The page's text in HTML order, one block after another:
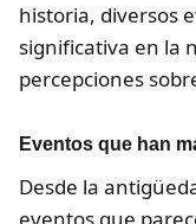
historia, diversos
significativa en la
percepciones
Eventos que han
Desde la